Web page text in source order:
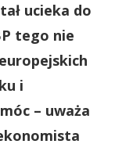
ucieka do
tego nie
i
– uważa